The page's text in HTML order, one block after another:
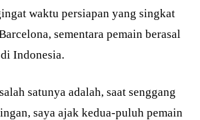
waktu persiapan yang singkat
sementara pemain berasal
Indonesia.
satunya adalah, saat senggang
saya ajak kedua-puluh pemain